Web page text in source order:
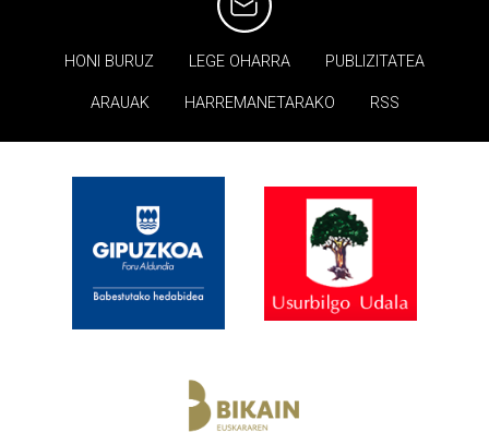
HONI BURUZ LEGE OHARRA PUBLIZITATEA
ARAUAK HARREMANETARAKO RSS